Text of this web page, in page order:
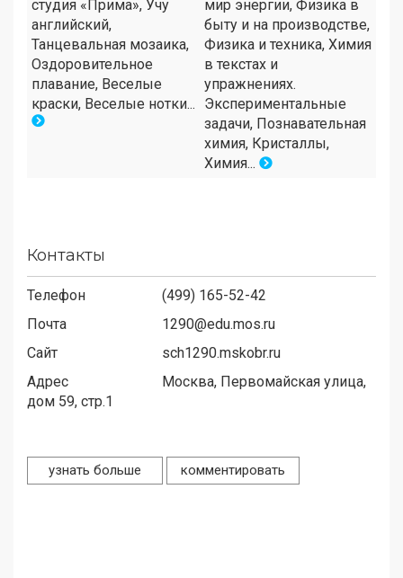
студия «Прима», Учу
английский,
Танцевальная мозаика,
Оздоровительное
плавание, Веселые
краски, Веселые нотки...
мир энергии, Физика в
быту и на производстве,
Физика и техника, Химия
в текстах и
упражнениях.
Экспериментальные
задачи, Познавательная
химия, Кристаллы,
Химия...
Контакты
Телефон
(499) 165-52-42
Почта
1290@edu.mos.ru
Сайт
sch1290.mskobr.ru
Адрес
Москва, Первомайская улица,
дом 59, стр.1
узнать больше комментировать